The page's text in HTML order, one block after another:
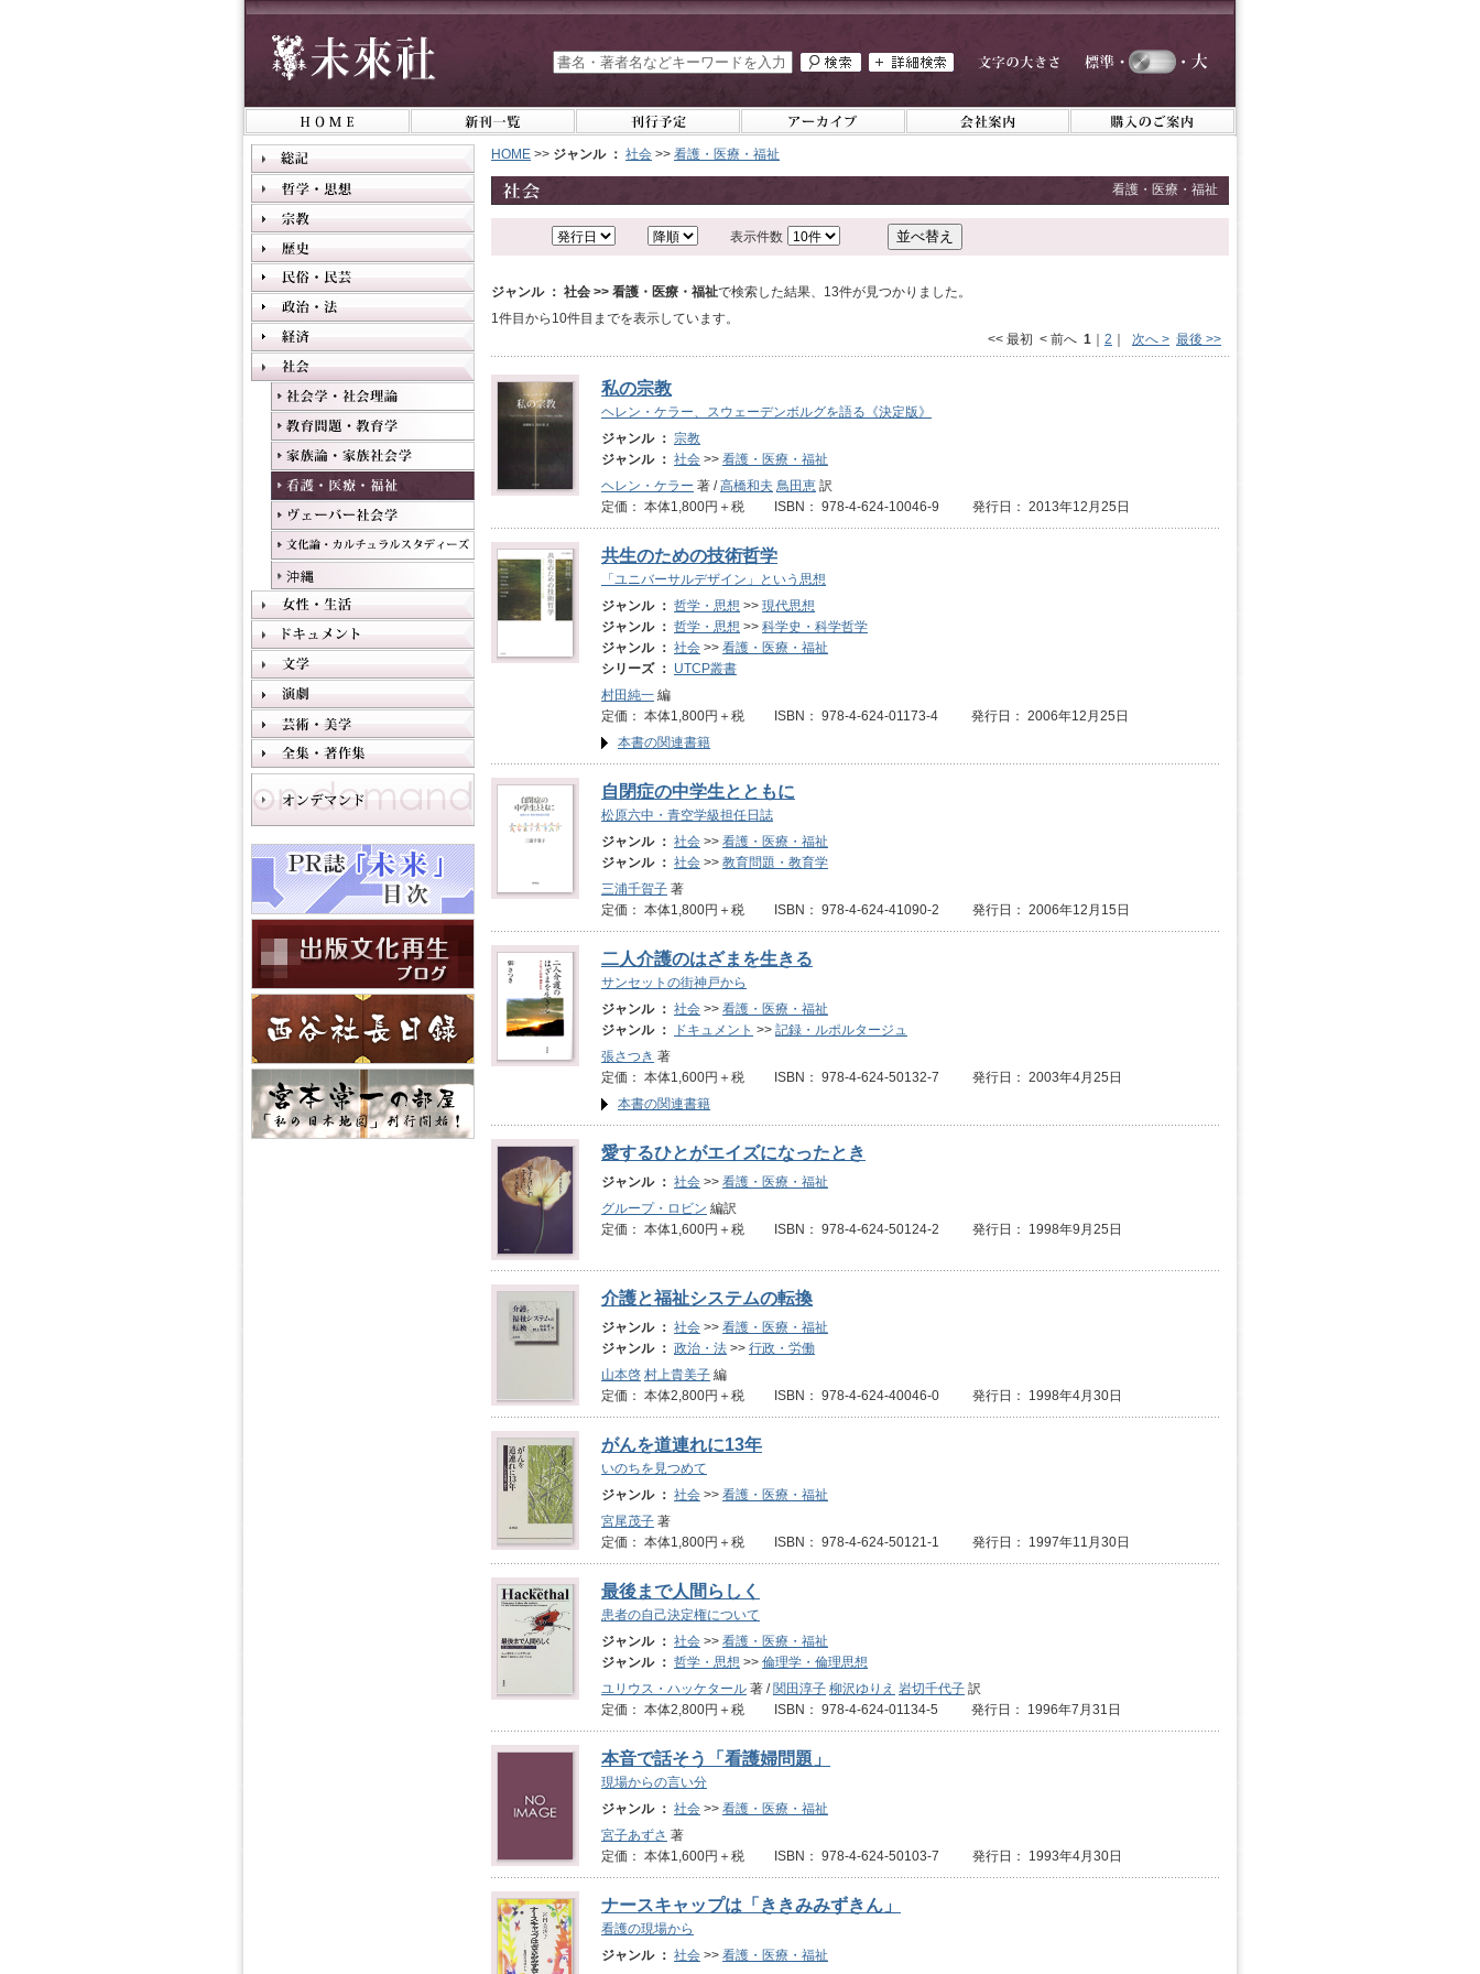
HOME >> ジャンル ： 社会 >> 看護・医療・福祉
看護・医療・福祉
表示件数
ジャンル ： 社会 >> 看護・医療・福祉で検索した結果、13件が見つかりました。
1件目から10件目までを表示しています。
<< 最初 < 前へ 1 2 次へ > 最後 >>
私の宗教
ヘレン・ケラー、スウェーデンボルグを語る《決定版》
ジャンル ： 宗教
ジャンル ： 社会 >> 看護・医療・福祉
ヘレン・ケラー 著 /高橋和夫 鳥田恵 訳
定価： 本体1,800円＋税 ISBN： 978-4-624-10046-9 発行日： 2013年12月25日
共生のための技術哲学
「ユニバーサルデザイン」という思想
ジャンル ： 哲学・思想 >> 現代思想
ジャンル ： 哲学・思想 >> 科学史・科学哲学
ジャンル ： 社会 >> 看護・医療・福祉
シリーズ ： UTCP叢書
村田純一 編
定価： 本体1,800円＋税 ISBN： 978-4-624-01173-4 発行日： 2006年12月25日
本書の関連書籍
自閉症の中学生とともに
松原六中・青空学級担任日誌
ジャンル ： 社会 >> 看護・医療・福祉
ジャンル ： 社会 >> 教育問題・教育学
三浦千賀子 著
定価： 本体1,800円＋税 ISBN： 978-4-624-41090-2 発行日： 2006年12月15日
二人介護のはざまを生きる
サンセットの街神戸から
ジャンル ： 社会 >> 看護・医療・福祉
ジャンル ：
ドキュメント >> 記録・ルポルタージュ
張さつき 著
定価： 本体1,600円＋税 ISBN： 978-4-624-50132-7 発行日： 2003年4月25日
本書の関連書籍
愛するひとがエイズになったとき
ジャンル ： 社会 >> 看護・医療・福祉
グループ・ロビン 編訳
定価： 本体1,600円＋税 ISBN： 978-4-624-50124-2 発行日： 1998年9月25日
介護と福祉システムの転換
ジャンル ： 社会 >> 看護・医療・福祉
ジャンル ： 政治・法 >> 行政・労働
山本啓 村上貴美子 編
定価： 本体2,800円＋税 ISBN： 978-4-624-40046-0 発行日： 1998年4月30日
がんを道連れに13年
いのちを見つめて
ジャンル ： 社会 >> 看護・医療・福祉
宮尾茂子 著
定価： 本体1,800円＋税 ISBN： 978-4-624-50121-1 発行日： 1997年11月30日
最後まで人間らしく
患者の自己決定権について
ジャンル ： 社会 >> 看護・医療・福祉
ジャンル ： 哲学・思想 >> 倫理学・倫理思想
ユリウス・ハッケタール 著 / 関田淳子 柳沢ゆりえ 岩切千代子 訳
定価： 本体2,800円＋税 ISBN： 978-4-624-01134-5 発行日： 1996年7月31日
本音で話そう「看護婦問題」
現場からの言い分
ジャンル ： 社会 >> 看護・医療・福祉
宮子あずさ 著
定価： 本体1,600円＋税 ISBN： 978-4-624-50103-7 発行日： 1993年4月30日
ナースキャップは「ききみみずきん」
看護の現場から
ジャンル ： 社会 >> 看護・医療・福祉